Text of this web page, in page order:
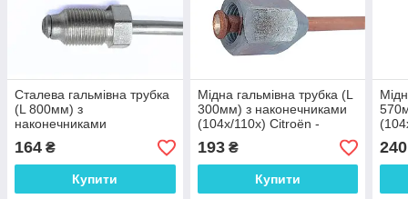
Сталева гальмівна трубка
(L 800мм) з
наконечниками
(104х/104х) - WP1206Zn
164 ₴
Купити
Мідна гальмівна трубка (L
300мм) з наконечниками
(104х/110х) Citroën -
WP1741Cu
193₴
Купити
240